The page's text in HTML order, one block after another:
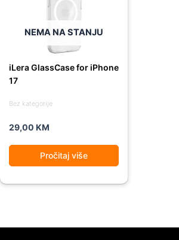
NEMA NA STANJU
Bez kategorije
iLera GlassCase for iPhone
17
29,00 KM
Pročitaj više